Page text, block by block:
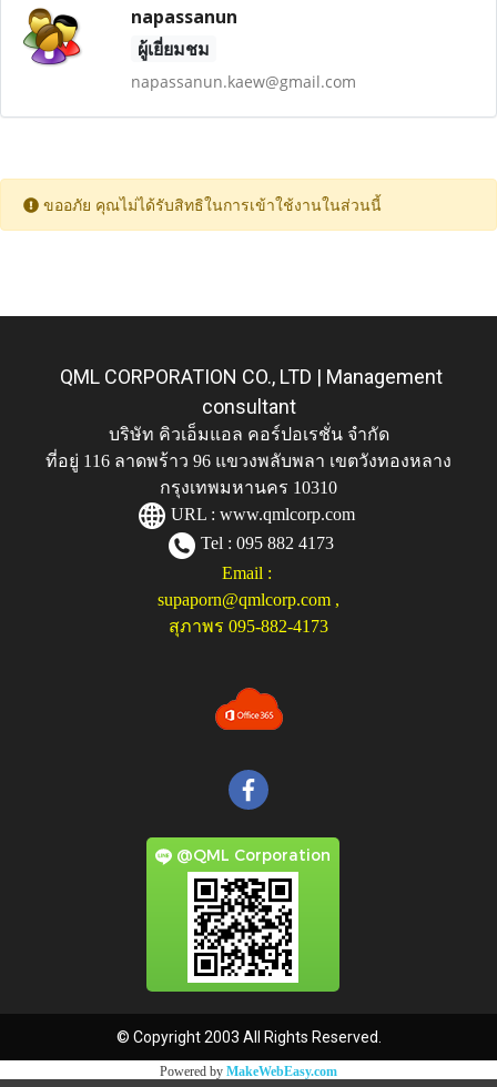
napassanun
ผู้เยี่ยมชม
napassanun.kaew@gmail.com
ขออภัย คุณไม่ได้รับสิทธิในการเข้าใช้งานในส่วนนี้
QML CORPORATION CO., LTD | Management
consultant
บริษัท คิวเอ็มแอล คอร์ปอเรชั่น จำกัด
ที่อยู่ 116 ลาดพร้าว 96 แขวงพลับพลา เขตวังทองหลาง
กรุงเทพมหานคร 10310
URL : www.qmlcorp.com
Tel : 095 882 4173
Email :
supaporn@qmlcorp.com ,
สุภาพร 095-882-4173
@QML Corporation
© Copyright 2003 All Rights Reserved.
Powered by MakeWebEasy.com